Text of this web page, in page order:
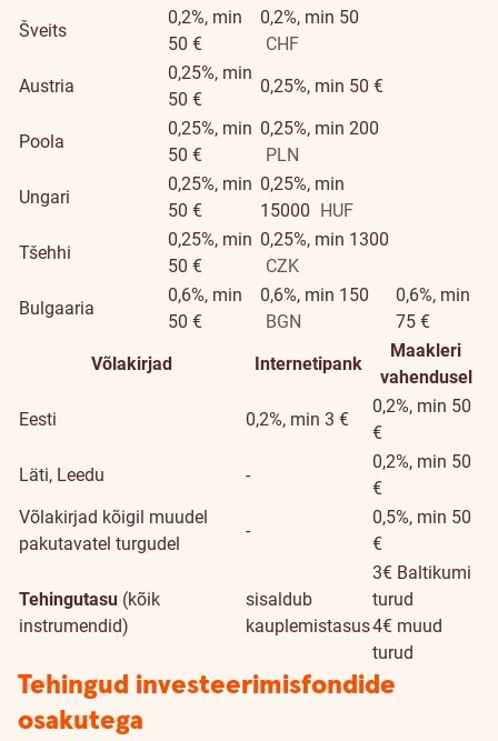
Šveits
0,2%, min
50 €
0,2%, min 50
CHF
Austria
0,25%, min
50 €
0,25%, min 50 €
Poola
0,25%, min
50 €
0,25%, min 200
PLN
Ungari
0,25%, min
50 €
0,25%, min
15000 HUF
Tšehhi
0,25%, min
50 €
0,25%, min 1300
CZK
Bulgaaria
0,6%, min
50 €
0,6%, min 150
BGN
0,6%, min
75 €
Võlakirjad
Internetipank
Maakleri
vahendusel
Eesti
0,2%, min 3 €
0,2%, min 50
€
Läti, Leedu
-
0,2%, min 50
€
Võlakirjad kõigil muudel
pakutavatel turgudel
-
0,5%, min 50
€
Tehingutasu (kõik
instrumendid)
sisaldub
kauplemistasus
3€ Baltikumi
turud
4€ muud
turud
Tehingud investeerimisfondide
osakutega